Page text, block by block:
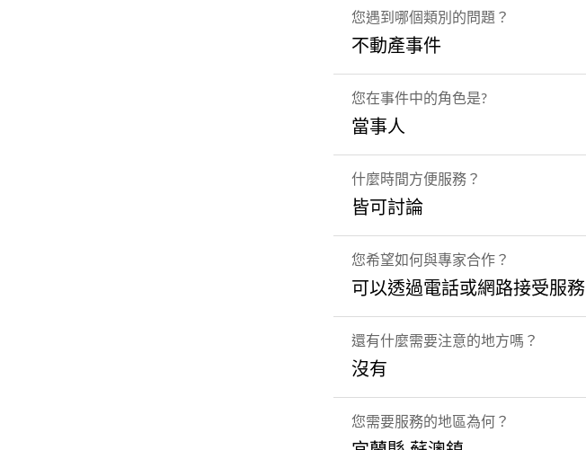
您遇到哪個類別的問題？
不動產事件
您在事件中的角色是?
當事人
什麼時間方便服務？
皆可討論
您希望如何與專家合作？
可以透過電話或網路接受服務
還有什麼需要注意的地方嗎？
沒有
您需要服務的地區為何？